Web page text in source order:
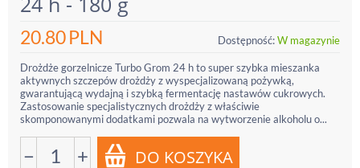
20.80PLN Dostępność:W magazynie
Drożdże gorzelnicze Turbo Grom 24 h to super szybka mieszanka
aktywnych szczepów drożdży z wyspecjalizowaną pożywką,
gwarantującą wydajną i szybką fermentację nastawów cukrowych.
Zastosowanie specjalistycznych drożdży z właściwie
skomponowanymi dodatkami pozwala na wytworzenie alkoholu o...
− +